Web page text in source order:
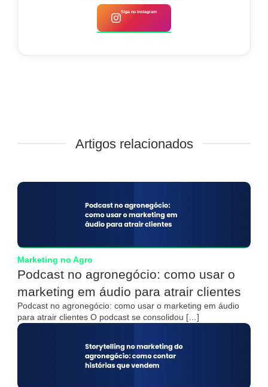
Siga no Instagram
Artigos relacionados
Marketing no Agro
Podcast no agronegócio: como usar o
marketing em áudio para atrair clientes
Podcast no agronegócio: como usar o marketing em áudio
para atrair clientes O podcast se consolidou […]